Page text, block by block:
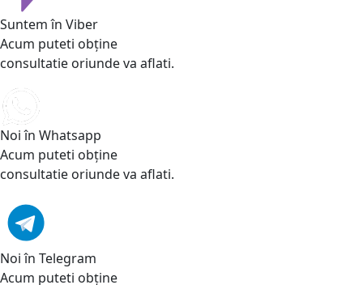
Suntem în Viber
Acum puteti obține
consultatie oriunde va aflati.
Noi în Whatsapp
Acum puteti obține
consultatie oriunde va aflati.
Noi în Telegram
Acum puteti obține